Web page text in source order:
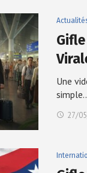
Une
27/